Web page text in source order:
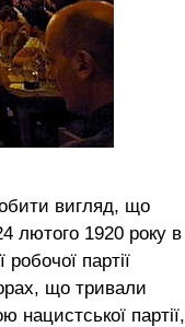
вигляд, що
лютого 1920 року в
партії
що тривали
нацистської партії,